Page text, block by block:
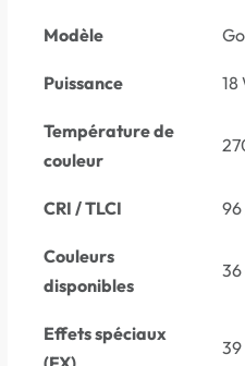
Modèle
Puissance 18
Température de
couleur
CRI / TLCI 96
Couleurs
disponibles
Effets spéciaux
39